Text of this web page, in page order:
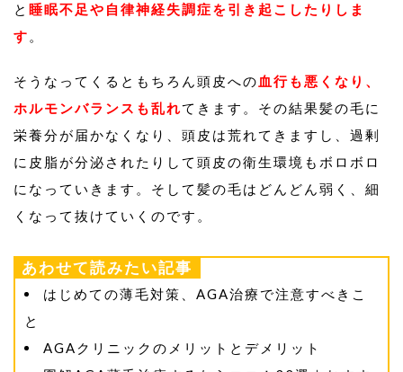
と 睡眠不足や自律神経失調症を引き起こしたりしま
す 。
そうなってくるともちろん頭皮への 血行も悪くなり、
ホルモンバランスも乱れてきます。その結果髪の毛に
栄養分が届かなくなり、頭皮は荒れてきますし、過剰
に皮脂が分泌されたりして頭皮の衛生環境もボロボロ
になっていきます。そして髪の毛はどんどん弱く、細
くなって抜けていくのです。
あわせて読みたい記事
はじめての薄毛対策、AGA治療で注意すべきこ
と
AGAクリニックのメリットとデメリット